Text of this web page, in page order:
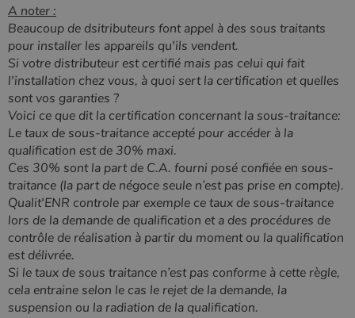
A noter :
Beaucoup de dsitributeurs font appel à des sous traitants
pour installer les appareils qu'ils vendent.
Si votre distributeur est certifié mais pas celui qui fait
l'installation chez vous, à quoi sert la certification et quelles
sont vos garanties ?
Voici ce que dit la certification concernant la sous-traitance:
Le taux de sous-traitance accepté pour accéder à la
qualification est de 30% maxi.
Ces 30% sont la part de C.A. fourni posé confiée en sous-
traitance (la part de négoce seule n’est pas prise en compte).
Qualit'ENR controle par exemple ce taux de sous-traitance
lors de la demande de qualification et a des procédures de
contrôle de réalisation à partir du moment ou la qualification
est délivrée.
Si le taux de sous traitance n’est pas conforme à cette règle,
cela entraine selon le cas le rejet de la demande, la
suspension ou la radiation de la qualification.